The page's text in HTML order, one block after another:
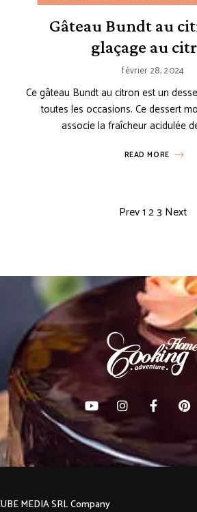
Gâteau Bundt au
glaçage au
février 28, 2024
Ce gâteau Bundt au citron est un
toutes les occasions. Ce dessert
associe la fraîcheur acidulée
READ MORE
Prev123 Next
MEDIA SRL Company